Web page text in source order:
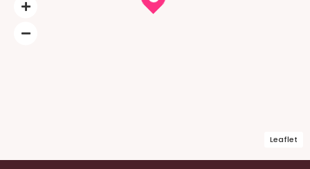
Leaflet